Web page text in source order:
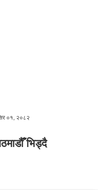
०१, २०८२
भिड्दै